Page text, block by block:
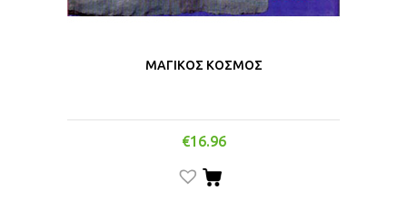
ΜΑΓΙΚΟΣ ΚΟΣΜΟΣ
€16.96